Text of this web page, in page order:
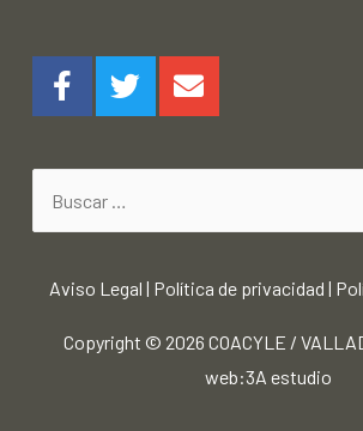
Aviso Legal | Política de privacidad |
Copyright © 2026 COACYLE /
web:3A estudio